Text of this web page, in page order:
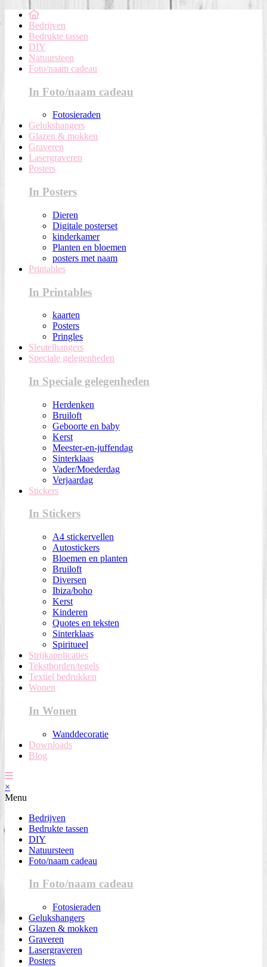
Bedrijven
Bedrukte tassen
DIY
Natuursteen
Foto/naam cadeau
In Foto/naam cadeau
Fotosieraden
Gelukshangers
Glazen & mokken
Graveren
Lasergraveren
Posters
In Posters
Dieren
Digitale posterset
kinderkamer
Planten en bloemen
posters met naam
Printables
In Printables
kaarten
Posters
Pringles
Sleutelhangers
Speciale gelegenheden
In Speciale gelegenheden
Herdenken
Bruiloft
Geboorte en baby
Kerst
Meester-en-juffendag
Sinterklaas
Vader/Moederdag
Verjaardag
Stickers
In Stickers
A4 stickervellen
Autostickers
Bloemen en planten
Bruiloft
Diversen
Ibiza/boho
Kerst
Kinderen
Quotes en teksten
Sinterklaas
Spiritueel
Strijkapplicaties
Tekstborden/tegels
Textiel bedrukken
Wonen
In Wonen
Wanddecoratie
Downloads
Blog
×
Menu
Bedrijven
Bedrukte tassen
DIY
Natuursteen
Foto/naam cadeau
In Foto/naam cadeau
Fotosieraden
Gelukshangers
Glazen & mokken
Graveren
Lasergraveren
Posters